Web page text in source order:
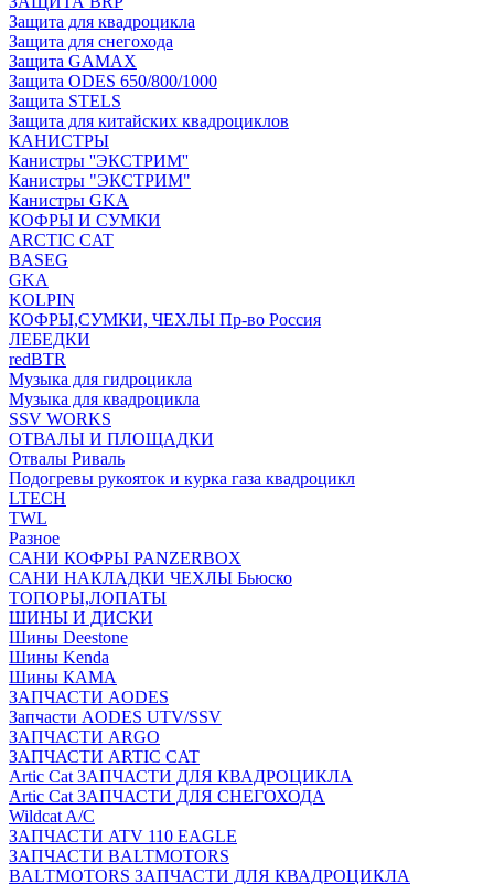
Защита для квадроцикла
Защита для снегохода
Защита GAMAX
Защита ODES 650/800/1000
Защита STELS
Защита для китайских квадроциклов
КАНИСТРЫ
Канистры ''ЭКСТРИМ''
Канистры "ЭКСТРИМ"
Канистры GKA
КОФРЫ И СУМКИ
ARCTIC CAT
BASEG
GKA
KOLPIN
КОФРЫ,СУМКИ, ЧЕХЛЫ Пр-во Россия
ЛЕБЕДКИ
redBTR
Музыка для гидроцикла
Музыка для квадроцикла
SSV WORKS
ОТВАЛЫ И ПЛОЩАДКИ
Отвалы Риваль
Подогревы рукояток и курка газа квадроцикл
LTECH
TWL
Разное
САНИ КОФРЫ PANZERBOX
САНИ НАКЛАДКИ ЧЕХЛЫ Бьюско
ТОПОРЫ,ЛОПАТЫ
ШИНЫ И ДИСКИ
Шины Deestone
Шины Kenda
Шины КАМА
ЗАПЧАСТИ AODES
Запчасти AODES UTV/SSV
ЗАПЧАСТИ ARGO
ЗАПЧАСТИ ARTIC CAT
Artic Cat ЗАПЧАСТИ ДЛЯ КВАДРОЦИКЛА
Artic Cat ЗАПЧАСТИ ДЛЯ СНЕГОХОДА
Wildcat A/C
ЗАПЧАСТИ ATV 110 EAGLE
ЗАПЧАСТИ BALTMOTORS
BALTMOTORS ЗАПЧАСТИ ДЛЯ КВАДРОЦИКЛА